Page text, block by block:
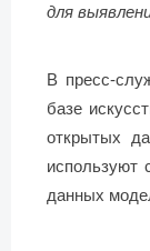
для
В пресс-
базе
открытых
используют
данных